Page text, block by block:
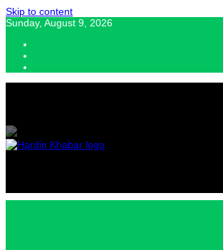
Skip to content
Sunday, August 9, 2026